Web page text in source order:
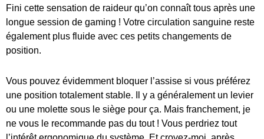
Fini cette sensation de raideur qu’on connaît tous après une
longue session de gaming ! Votre circulation sanguine reste
également plus fluide avec ces petits changements de
position.
Vous pouvez évidemment bloquer l’assise si vous préférez
une position totalement stable. Il y a généralement un levier
ou une molette sous le siège pour ça. Mais franchement, je
ne vous le recommande pas du tout ! Vous perdriez tout